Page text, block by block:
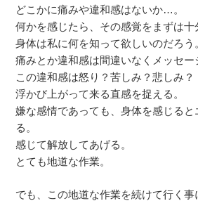
どこかに痛みや違和感はないか…。
何かを感じたら、その感覚をまずは十
身体は私に何を知って欲しいのだろう
痛みとか違和感は間違いなくメッセー
この違和感は怒り？苦しみ？悲しみ？
浮かび上がって来る直感を捉える。
嫌な感情であっても、身体を感じる
る。
感じて解放してあげる。
とても地道な作業。
でも、この地道な作業を続けて行く